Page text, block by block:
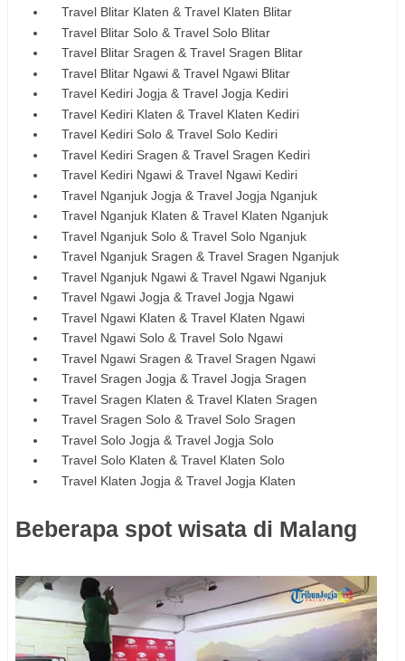
Travel Blitar Klaten & Travel Klaten Blitar
Travel Blitar Solo & Travel Solo Blitar
Travel Blitar Sragen & Travel Sragen Blitar
Travel Blitar Ngawi & Travel Ngawi Blitar
Travel Kediri Jogja & Travel Jogja Kediri
Travel Kediri Klaten & Travel Klaten Kediri
Travel Kediri Solo & Travel Solo Kediri
Travel Kediri Sragen & Travel Sragen Kediri
Travel Kediri Ngawi & Travel Ngawi Kediri
Travel Nganjuk Jogja & Travel Jogja Nganjuk
Travel Nganjuk Klaten & Travel Klaten Nganjuk
Travel Nganjuk Solo & Travel Solo Nganjuk
Travel Nganjuk Sragen & Travel Sragen Nganjuk
Travel Nganjuk Ngawi & Travel Ngawi Nganjuk
Travel Ngawi Jogja & Travel Jogja Ngawi
Travel Ngawi Klaten & Travel Klaten Ngawi
Travel Ngawi Solo & Travel Solo Ngawi
Travel Ngawi Sragen & Travel Sragen Ngawi
Travel Sragen Jogja & Travel Jogja Sragen
Travel Sragen Klaten & Travel Klaten Sragen
Travel Sragen Solo & Travel Solo Sragen
Travel Solo Jogja & Travel Jogja Solo
Travel Solo Klaten & Travel Klaten Solo
Travel Klaten Jogja & Travel Jogja Klaten
Beberapa spot wisata di Malang